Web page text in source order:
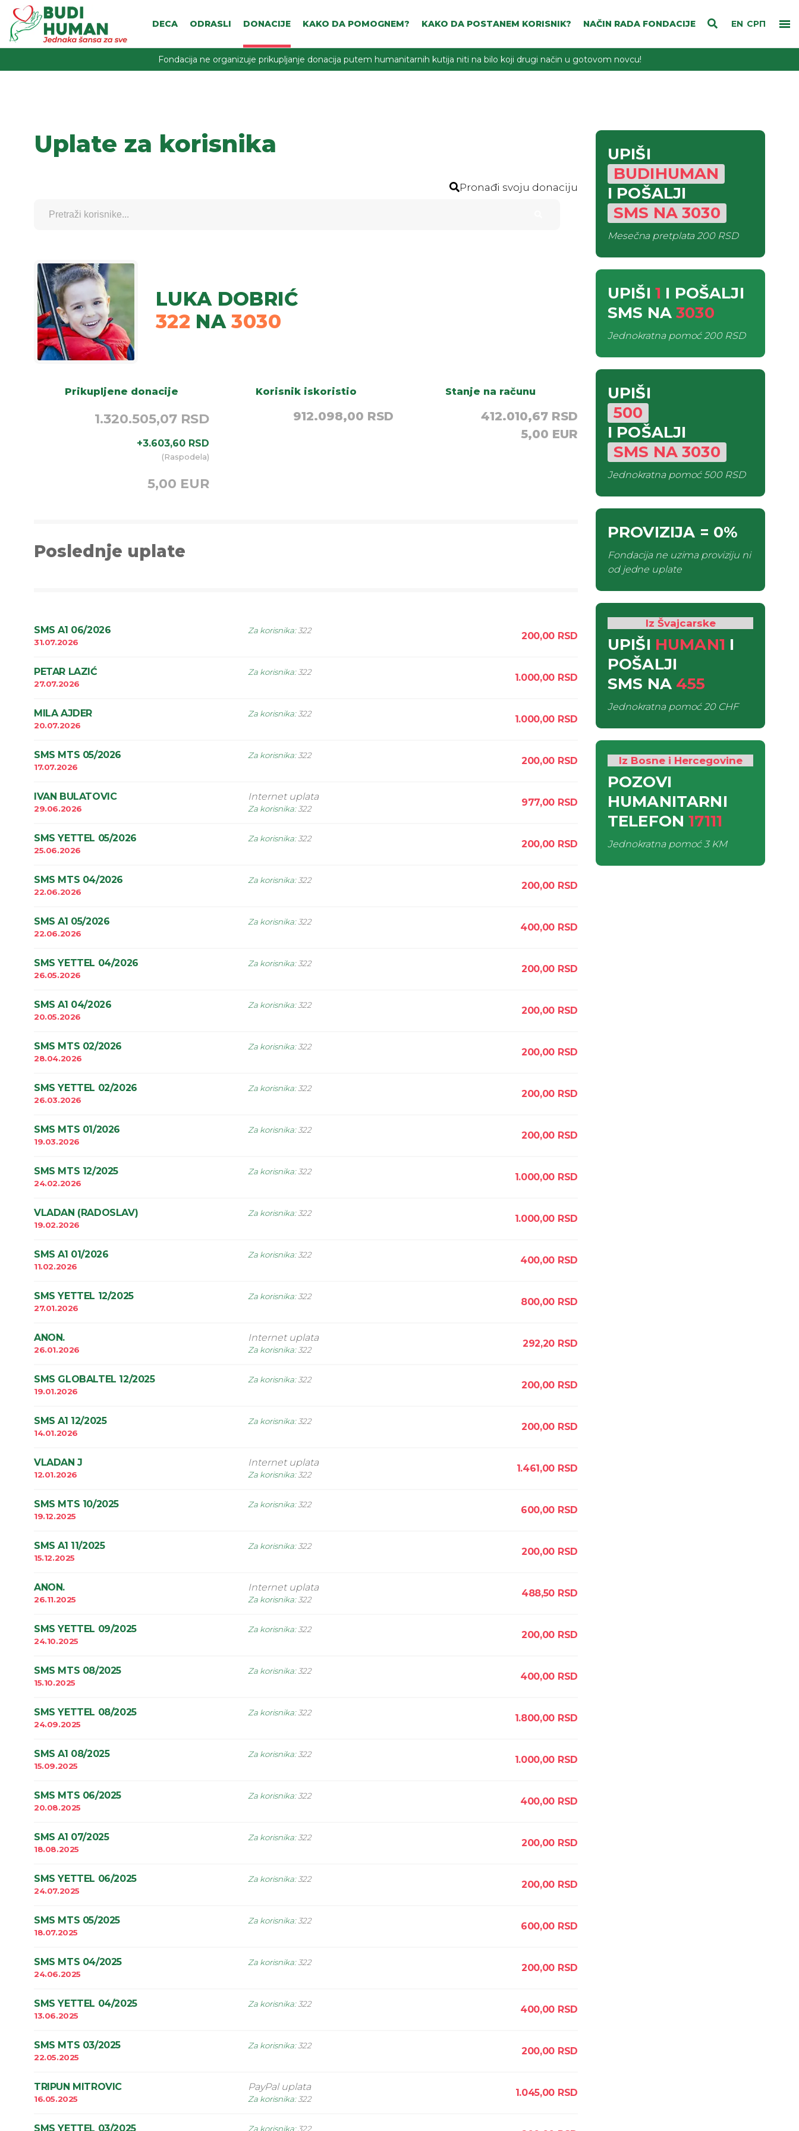
EN СРП
DECA ODRASLI DONACIJE KAKO DA POMOGNEM? KAKO DA POSTANEM KORISNIK? NAČIN RADA FONDACIJE
Fondacija ne organizuje prikupljanje donacija putem humanitarnih kutija niti na bilo koji drugi način u gotovom novcu!
Uplate za korisnika
Pronađi svoju donaciju
LUKA DOBRIĆ
322 NA 3030
Prikupljene donacije
1.320.505,07 RSD
+3.603,60 RSD
(Raspodela)
5,00 EUR
Korisnik iskoristio
912.098,00 RSD
Stanje na računu
412.010,67 RSD
5,00 EUR
Poslednje uplate
SMS A1 06/2026
31.07.2026
Za korisnika:322 200,00 RSD
PETAR LAZIĆ
27.07.2026
Za korisnika:322 1.000,00 RSD
MILA AJDER
20.07.2026
Za korisnika:322 1.000,00 RSD
SMS MTS 05/2026
17.07.2026
Za korisnika:322 200,00 RSD
IVAN BULATOVIC
29.06.2026
Internet uplata
Za korisnika:322
977,00 RSD
SMS YETTEL 05/2026
25.06.2026
Za korisnika:322 200,00 RSD
SMS MTS 04/2026
22.06.2026
Za korisnika:322 200,00 RSD
SMS A1 05/2026
22.06.2026
Za korisnika:322 400,00 RSD
SMS YETTEL 04/2026
26.05.2026
Za korisnika:322 200,00 RSD
SMS A1 04/2026
20.05.2026
Za korisnika:322 200,00 RSD
SMS MTS 02/2026
28.04.2026
Za korisnika:322 200,00 RSD
SMS YETTEL 02/2026
26.03.2026
Za korisnika:322 200,00 RSD
SMS MTS 01/2026
19.03.2026
Za korisnika:322 200,00 RSD
SMS MTS 12/2025
24.02.2026
Za korisnika:322 1.000,00 RSD
VLADAN (RADOSLAV)
19.02.2026
Za korisnika:322 1.000,00 RSD
SMS A1 01/2026
11.02.2026
Za korisnika:322 400,00 RSD
SMS YETTEL 12/2025
27.01.2026
Za korisnika:322 800,00 RSD
ANON.
26.01.2026
Internet uplata
Za korisnika:322
292,20 RSD
SMS GLOBALTEL 12/2025
19.01.2026
Za korisnika:322 200,00 RSD
SMS A1 12/2025
14.01.2026
Za korisnika:322 200,00 RSD
VLADAN J
12.01.2026
Internet uplata
Za korisnika:322
1.461,00 RSD
SMS MTS 10/2025
19.12.2025
Za korisnika:322 600,00 RSD
SMS A1 11/2025
15.12.2025
Za korisnika:322 200,00 RSD
ANON.
26.11.2025
Internet uplata
Za korisnika:322
488,50 RSD
SMS YETTEL 09/2025
24.10.2025
Za korisnika:322 200,00 RSD
SMS MTS 08/2025
15.10.2025
Za korisnika:322 400,00 RSD
SMS YETTEL 08/2025
24.09.2025
Za korisnika:322 1.800,00 RSD
SMS A1 08/2025
15.09.2025
Za korisnika:322 1.000,00 RSD
SMS MTS 06/2025
20.08.2025
Za korisnika:322 400,00 RSD
SMS A1 07/2025
18.08.2025
Za korisnika:322 200,00 RSD
SMS YETTEL 06/2025
24.07.2025
Za korisnika:322 200,00 RSD
SMS MTS 05/2025
18.07.2025
Za korisnika:322 600,00 RSD
SMS MTS 04/2025
24.06.2025
Za korisnika:322 200,00 RSD
SMS YETTEL 04/2025
13.06.2025
Za korisnika:322 400,00 RSD
SMS MTS 03/2025
22.05.2025
Za korisnika:322 200,00 RSD
TRIPUN MITROVIC
16.05.2025
PayPal uplata
Za korisnika:322
1.045,00 RSD
SMS YETTEL 03/2025 Za korisnika:322
UPIŠI
BUDIHUMAN
I POŠALJI
SMS NA3030
Mesečna pretplata200 RSD
UPIŠI 1 I POŠALJI
SMS NA 3030
Jednokratna pomoć200 RSD
UPIŠI
500
I POŠALJI
SMS NA3030
Jednokratna pomoć500 RSD
PROVIZIJA = 0%
Fondacija ne uzima proviziju ni
od jedne uplate
Iz Švajcarske
UPIŠI HUMAN1 I
POŠALJI
SMS NA 455
Jednokratna pomoć20 CHF
Iz Bosne i Hercegovine
POZOVI
HUMANITARNI
TELEFON 17111
Jednokratna pomoć3 KM